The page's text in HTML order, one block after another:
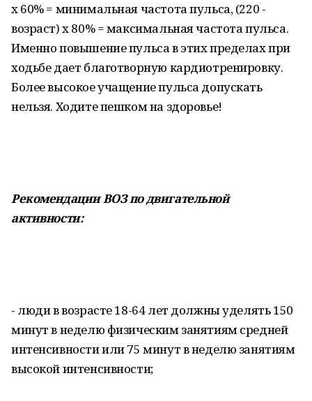
х 60% = минимальная частота пульса, (220 -
возраст) х 80% = максимальная частота пульса.
Именно повышение пульса в этих пределах при
ходьбе дает благотворную кардиотренировку.
Более высокое учащение пульса допускать
нельзя. Ходите пешком на здоровье!
Рекомендации ВОЗ по двигательной
активности:
- люди в возрасте 18-64 лет должны уделять 150
минут в неделю физическим занятиям средней
интенсивности или 75 минут в неделю занятиям
высокой интенсивности;